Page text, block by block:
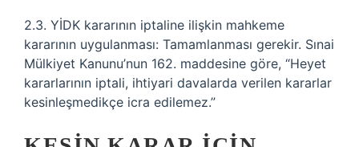
2.3. YİDK kararının iptaline ilişkin mahkeme
kararının uygulanması: Tamamlanması gerekir. Sınai
Mülkiyet Kanunu’nun 162. maddesine göre, “Heyet
kararlarının iptali, ihtiyari davalarda verilen kararlar
kesinleşmedikçe icra edilemez.”